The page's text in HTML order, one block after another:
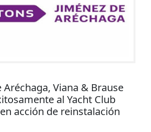
Aréchaga, Viana & Brause
al Yacht Club
acción de reinstalación